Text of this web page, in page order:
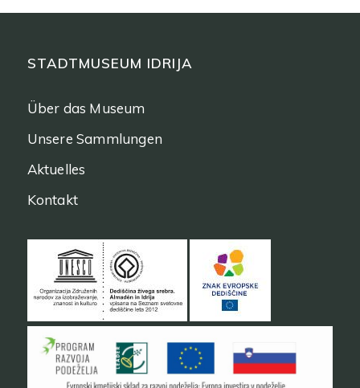
STADTMUSEUM IDRIJA
Über das Museum
Unsere Sammlungen
Aktuelles
Kontakt